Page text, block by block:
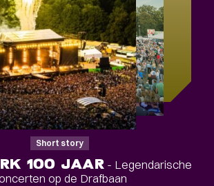
Short story
100 JAAR - Legendarische
op de Drafbaan